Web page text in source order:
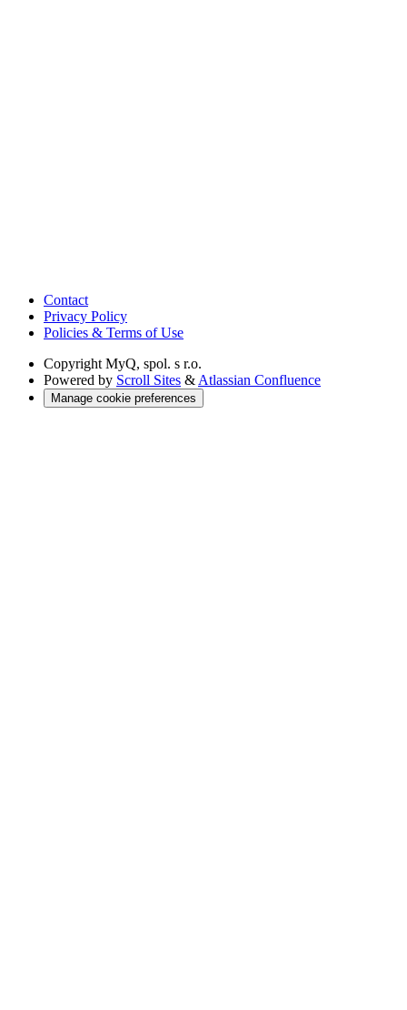
Contact
Privacy Policy
Policies & Terms of Use
Copyright MyQ, spol. s r.o.
Powered by Scroll Sites & Atlassian Confluence
Manage cookie preferences